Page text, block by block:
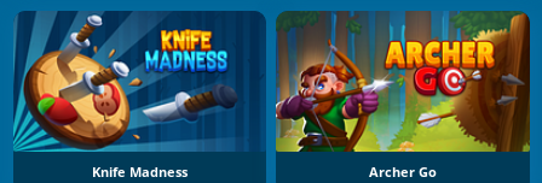
Knife Madness Archer Go